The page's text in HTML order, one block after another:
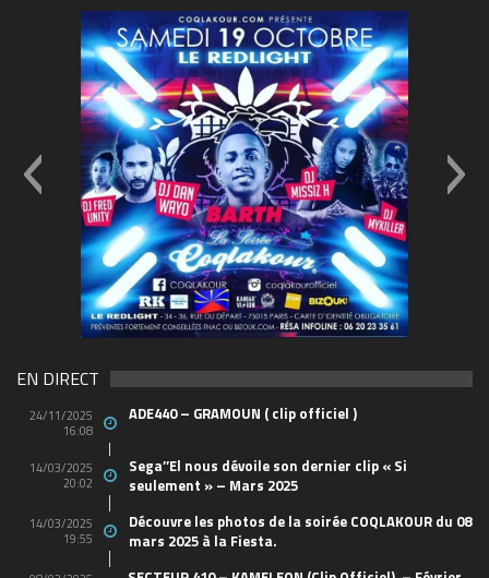
(1)
EN DIRECT
24/11/2025
16:08
ADE440 – GRAMOUN ( clip officiel )
14/03/2025
20:02
Sega’’El nous dévoile son dernier clip « Si
seulement » – Mars 2025
14/03/2025
19:55
Découvre les photos de la soirée COQLAKOUR du 08
mars 2025 à la Fiesta.